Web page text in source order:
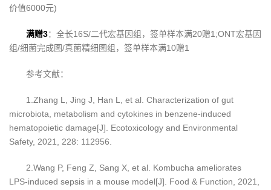
价值6000元)
满赠3：全长16S/二代宏基因组，签单样本满20赠1;ONT宏基因
组/细菌完成图/真菌精细图组，签单样本满10赠1
参考文献：
1.Zhang L, Jing J, Han L, et al. Characterization of gut
microbiota, metabolism and cytokines in benzene-induced
hematopoietic damage[J]. Ecotoxicology and Environmental
Safety, 2021, 228: 112956.
2.Wang P, Feng Z, Sang X, et al. Kombucha ameliorates
LPS-induced sepsis in a mouse model[J]. Food & Function, 2021,